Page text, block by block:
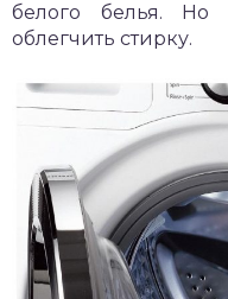
белого белья. Но
облегчить стирку.